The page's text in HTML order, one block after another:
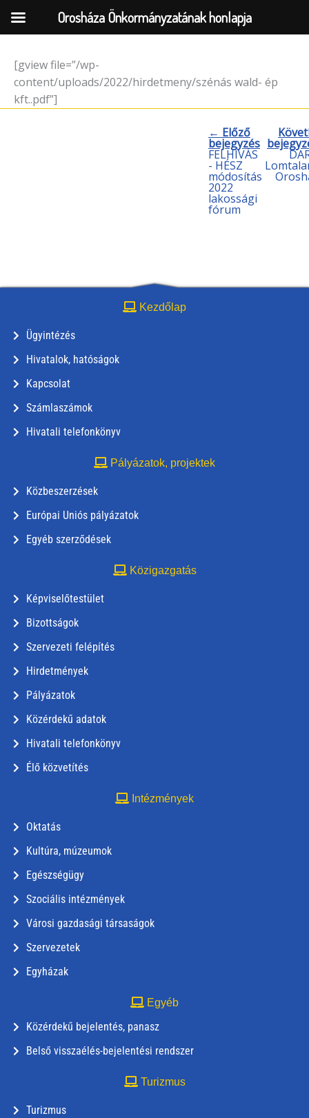
Skip
content
[gview file=”/wp-
content/uploads/2022/hirdetmeny/szénás wald- ép
kft..pdf”]
← Előző
bejegyzés
FELHÍVÁS
- HÉSZ
módosítás
2022
lakossági
fórum
Kezdőlap
Ügyintézés
Hivatalok, hatóságok
Kapcsolat
Számlaszámok
Hivatali telefonkönyv
Pályázatok, projektek
Közbeszerzések
Európai Uniós pályázatok
Egyéb szerződések
Közigazgatás
Képviselőtestület
Bizottságok
Szervezeti felépítés
Hirdetmények
Pályázatok
Közérdekű adatok
Hivatali telefonkönyv
Élő közvetítés
Intézmények
Oktatás
Kultúra, múzeumok
Egészségügy
Szociális intézmények
Városi gazdasági társaságok
Szervezetek
Egyházak
Egyéb
Közérdekű bejelentés, panasz
Belső visszaélés-bejelentési rendszer
Turizmus
Turizmus
Orosháza Önkormányzatának honlapja